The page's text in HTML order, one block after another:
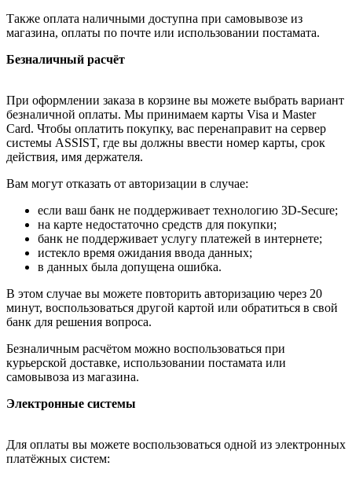
Также оплата наличными доступна при самовывозе из
магазина, оплаты по почте или использовании постамата.
Безналичный расчёт
При оформлении заказа в корзине вы можете выбрать вариант
безналичной оплаты. Мы принимаем карты Visa и Master
Card. Чтобы оплатить покупку, вас перенаправит на сервер
системы ASSIST, где вы должны ввести номер карты, срок
действия, имя держателя.
Вам могут отказать от авторизации в случае:
если ваш банк не поддерживает технологию 3D-Secure;
на карте недостаточно средств для покупки;
банк не поддерживает услугу платежей в интернете;
истекло время ожидания ввода данных;
в данных была допущена ошибка.
В этом случае вы можете повторить авторизацию через 20
минут, воспользоваться другой картой или обратиться в свой
банк для решения вопроса.
Безналичным расчётом можно воспользоваться при
курьерской доставке, использовании постамата или
самовывоза из магазина.
Электронные системы
Для оплаты вы можете воспользоваться одной из электронных
платёжных систем: